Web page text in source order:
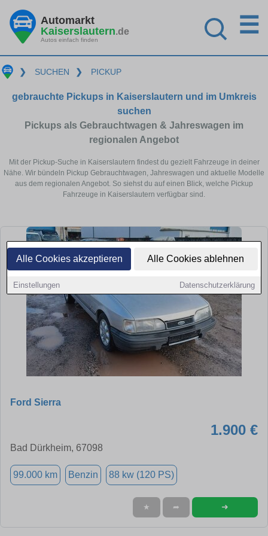
Alle Cookies akzeptieren Alle Cookies ablehnen
Einstellungen Datenschutzerklärung
Automarkt
Kaiserslautern.de
Autos einfach finden
☰
❯ SUCHEN ❯ PICKUP
gebrauchte Pickups in Kaiserslautern und im Umkreis
suchen
Pickups als Gebrauchtwagen & Jahreswagen im
regionalen Angebot
Mit der Pickup-Suche in Kaiserslautern findest du gezielt Fahrzeuge in deiner
Nähe. Wir bündeln Pickup Gebrauchtwagen, Jahreswagen und aktuelle Modelle
aus dem regionalen Angebot. So siehst du auf einen Blick, welche Pickup
Fahrzeuge in Kaiserslautern verfügbar sind.
Ford Sierra
1.900 €
Bad Dürkheim, 67098
99.000 km Benzin 88 kw (120 PS)
★ ➦ ➜